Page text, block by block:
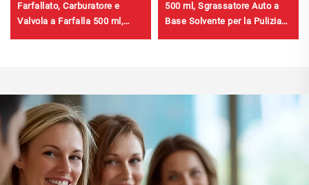
Farfallato, Carburatore e
Valvola a Farfalla 500 ml,
500 ml, Sgrassatore Auto a
Base Solvente per la Pulizia